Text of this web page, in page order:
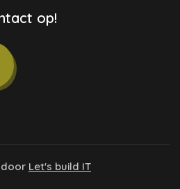
op!
door Let's build IT